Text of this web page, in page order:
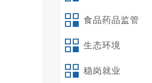
食品药品监管
生态环境
稳岗就业